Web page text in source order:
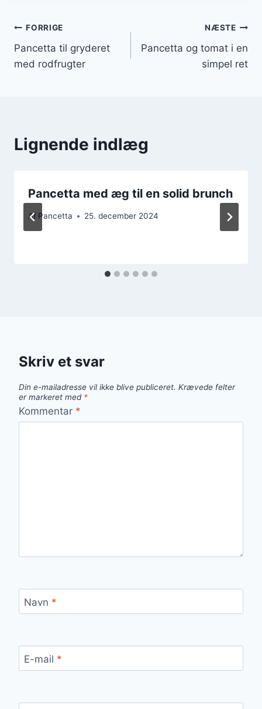
Indlægsnavigation
FORRIGE
Pancetta til gryderet
med rodfrugter
NÆSTE
Pancetta og tomat i en
simpel ret
Lignende indlæg
Pancetta med æg til en solid brunch
Af Pancetta 25. december 2024
Skriv et svar
Din e-mailadresse vil ikke blive publiceret. Krævede felter
er markeret med *
Kommentar *
Navn *
E-mail *